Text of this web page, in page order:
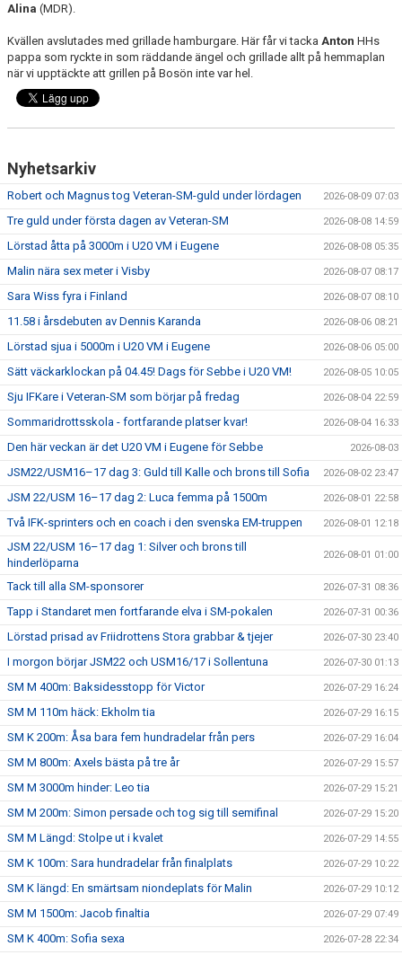
Alina (MDR).
Kvällen avslutades med grillade hamburgare. Här får vi tacka Anton HHs
pappa som ryckte in som räddande ängel och grillade allt på hemmaplan
när vi upptäckte att grillen på Bosön inte var hel.
Nyhetsarkiv
Robert och Magnus tog Veteran-SM-guld under lördagen 2026-08-09 07:03
Tre guld under första dagen av Veteran-SM 2026-08-08 14:59
Lörstad åtta på 3000m i U20 VM i Eugene 2026-08-08 05:35
Malin nära sex meter i Visby 2026-08-07 08:17
Sara Wiss fyra i Finland 2026-08-07 08:10
11.58 i årsdebuten av Dennis Karanda 2026-08-06 08:21
Lörstad sjua i 5000m i U20 VM i Eugene 2026-08-06 05:00
Sätt väckarklockan på 04.45! Dags för Sebbe i U20 VM! 2026-08-05 10:05
Sju IFKare i Veteran-SM som börjar på fredag 2026-08-04 22:59
Sommaridrottsskola - fortfarande platser kvar! 2026-08-04 16:33
Den här veckan är det U20 VM i Eugene för Sebbe 2026-08-03
JSM22/USM16–17 dag 3: Guld till Kalle och brons till Sofia 2026-08-02 23:47
JSM 22/USM 16–17 dag 2: Luca femma på 1500m 2026-08-01 22:58
Två IFK-sprinters och en coach i den svenska EM-truppen 2026-08-01 12:18
JSM 22/USM 16–17 dag 1: Silver och brons till
hinderlöparna
2026-08-01 01:00
Tack till alla SM-sponsorer 2026-07-31 08:36
Tapp i Standaret men fortfarande elva i SM-pokalen 2026-07-31 00:36
Lörstad prisad av Friidrottens Stora grabbar & tjejer 2026-07-30 23:40
I morgon börjar JSM22 och USM16/17 i Sollentuna 2026-07-30 01:13
SM M 400m: Baksidesstopp för Victor 2026-07-29 16:24
SM M 110m häck: Ekholm tia 2026-07-29 16:15
SM K 200m: Åsa bara fem hundradelar från pers 2026-07-29 16:04
SM M 800m: Axels bästa på tre år 2026-07-29 15:57
SM M 3000m hinder: Leo tia 2026-07-29 15:21
SM M 200m: Simon persade och tog sig till semifinal 2026-07-29 15:20
SM M Längd: Stolpe ut i kvalet 2026-07-29 14:55
SM K 100m: Sara hundradelar från finalplats 2026-07-29 10:22
SM K längd: En smärtsam niondeplats för Malin 2026-07-29 10:12
SM M 1500m: Jacob finaltia 2026-07-29 07:49
SM K 400m: Sofia sexa 2026-07-28 22:34